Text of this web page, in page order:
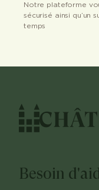
Notre plateforme
sécurisé ainsi qu’un
temps
Besoin